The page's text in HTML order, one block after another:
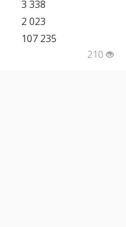
3 338
2 023
107 235
210